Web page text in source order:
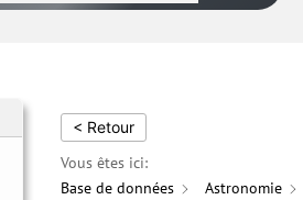
< Retour
Vous êtes ici:
Base de données
Astronomie